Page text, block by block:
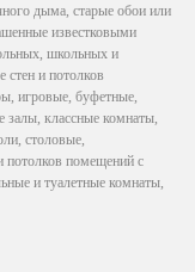
дыма, старые обои или
известковыми
школьных и
стен и потолков
игровые, буфетные,
залы, классные комнаты,
столовые,
потолков помещений с
и туалетные комнаты,